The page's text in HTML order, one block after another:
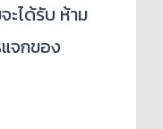
ะได้รับ ห้าม
จกของ